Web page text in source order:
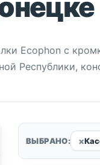
Ecophon с
Республики,
ВЫБРАНО: